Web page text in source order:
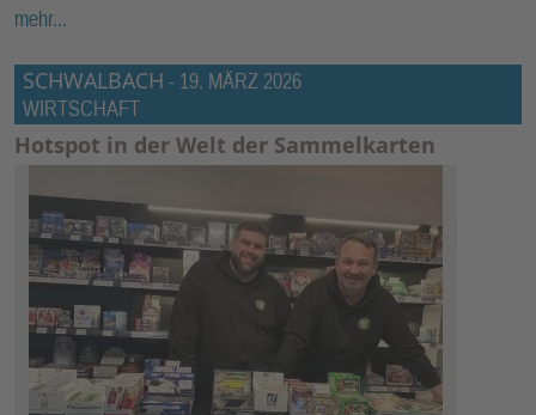
mehr...
SCHWALBACH - 19. MÄRZ 2026
WIRTSCHAFT
Hotspot in der Welt der Sammelkarten